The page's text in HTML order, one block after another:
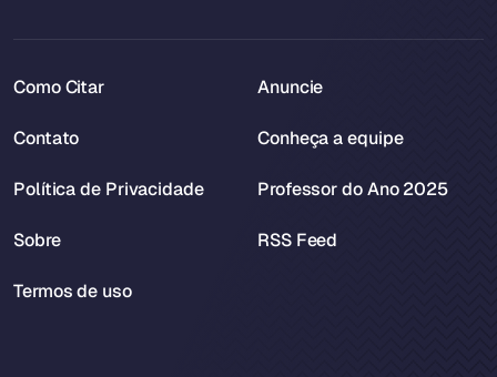
Como Citar
Contato
Política de Privacidade
Sobre
Termos de uso
Anuncie
Conheça a equipe
Professor do Ano 2025
RSS Feed